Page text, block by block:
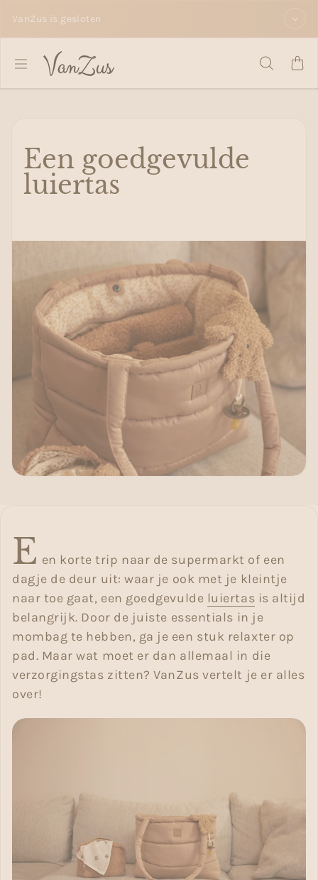
VanZus is gesloten
Een goedgevulde
luiertas
E en korte trip naar de supermarkt of een
dagje de deur uit: waar je ook met je kleintje
naar toe gaat, een goedgevulde luiertas is altijd
belangrijk. Door de juiste essentials in je
mombag te hebben, ga je een stuk relaxter op
pad. Maar wat moet er dan allemaal in die
verzorgingstas zitten? VanZus vertelt je er alles
over!